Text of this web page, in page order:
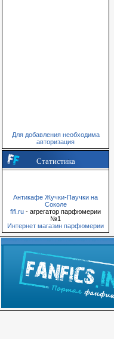
Для добавления необходима
авторизация
Статистика
Антикафе Жучки-Паучки на
Соколе
fifi.ru - агрегатор парфюмерии
№1
Интернет магазин парфюмерии